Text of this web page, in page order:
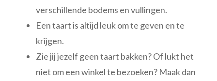
verschillende bodems en vullingen.
Een taart is altijd leuk om te geven en te
krijgen.
Zie jij jezelf geen taart bakken? Of lukt het
niet om een winkel te bezoeken? Maak dan